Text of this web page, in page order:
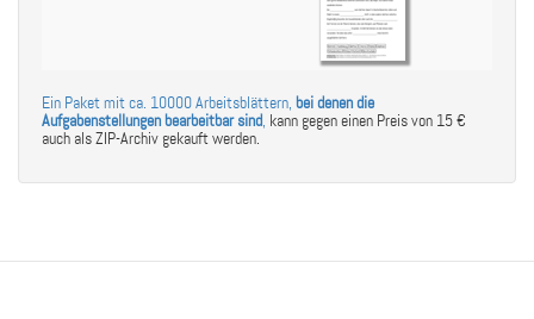
Ein Paket mit ca. 10000 Arbeitsblättern, bei denen die
Aufgabenstellungen bearbeitbar sind, kann gegen einen Preis von 15 €
auch als ZIP-Archiv gekauft werden.